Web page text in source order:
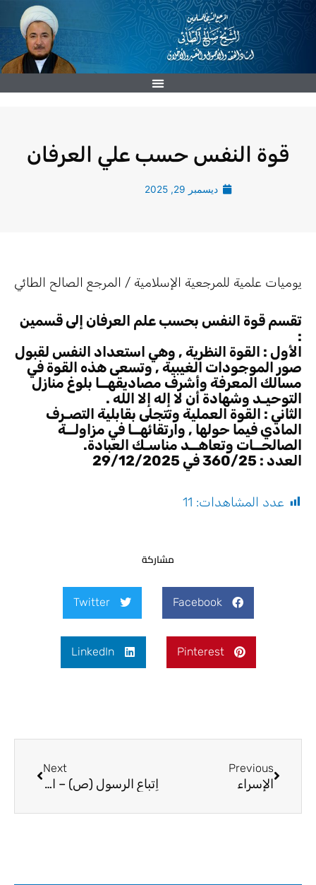
تخطي
قوة النفس حسب علي العرفان
ديسمبر 29, 2025
يوميات علمية للمرجعية الإسلامية / المرجع الصالح الطائي
تقسم قوة النفس بحسب علم العرفان إلى قسمين
:
الأول : القوة النظرية , وهي استعداد النفس لقبول
صور الموجودات الغيبية , وتسعى هذه القوة في
مسالك المعرفة وأشرف مصاديقهــا بلوغ منازل
التوحيـد وشهادة أن لا إله إلا الله .
الثاني : القوة العملية وتتجلى بقابلية التصـرف
المادي فيما حولها , وارتقائهــا في مزاولــة
الصالحــات وتعاهــد مناسـك العبادة.
العدد : 360/25 في 29/12/2025
عدد المشاهدات: 11
مشاركة
Facebook
Twitter
Pinterest
LinkedIn
Previous
الإسراء
Next
اِتباع الرسول (ص) – المرجع الديني الشيخ صالح الطائي